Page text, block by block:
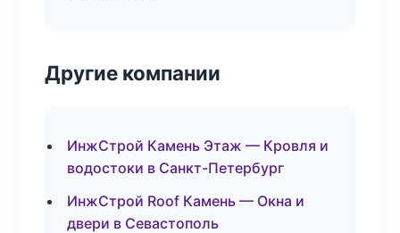
Другие компании
ИнжСтрой Камень Этаж — Кровля и
водостоки в Санкт-Петербург
ИнжСтрой Roof Камень — Окна и
двери в Севастополь